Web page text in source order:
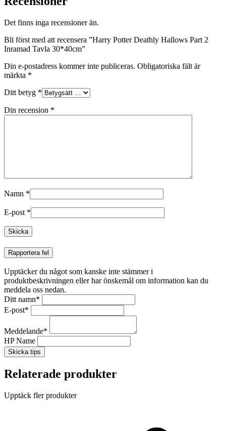
Det finns inga recensioner än.
Bli först med att recensera ”Harry Potter Deathly Hallows Part 2
Inramad Tavla 30*40cm”
Din e-postadress kommer inte publiceras. Obligatoriska fält är
märkta *
Ditt betyg *
Din recension *
Namn *
E-post *
Rapportera fel
Upptäcker du något som kanske inte stämmer i
produktbeskrivningen eller har önskemål om information kan du
meddela oss nedan.
Ditt namn*
E-post*
Meddelande*
HP Name
Skicka tips
Relaterade produkter
Upptäck fler produkter